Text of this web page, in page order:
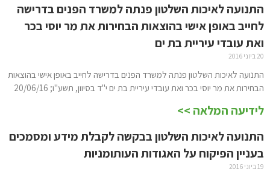
התנועה לאיכות השלטון פנתה למשרד הפנים בדרישה
לחייב באופן אישי בהוצאות הבחירות את מר יוסי בכר
ואת עובדי עיריית בת ים
20 ביוני 2016
התנועה לאיכות השלטון פנתה למשרד הפנים בדרישה לחייב באופן אישי בהוצאות
הבחירות את מר יוסי בכר ואת עובדי עיריית בת ים י"ד בסיוון, תשע"ו; 20/06/16
לידיעה המלאה >>
התנועה לאיכות השלטון בבקשה לקבלת מידע ומסמכים
בעניין הפיקוח על האגודות העותומניות
19 ביוני 2016